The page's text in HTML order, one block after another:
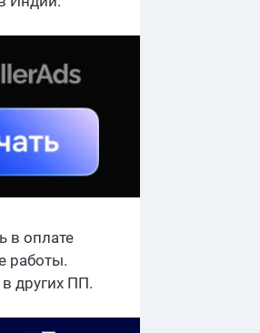
в оплате
работы.
других ПП.